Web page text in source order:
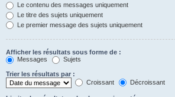
Le contenu des messages uniquement
Le titre des sujets uniquement
Le premier message des sujets uniquement
Afficher les résultats sous forme de :
Messages
Sujets
Trier les résultats par :
Croissant
Décroissant